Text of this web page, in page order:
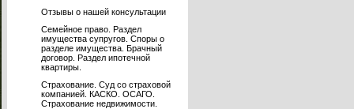
Отзывы о нашей консультации
Семейное право. Раздел
имущества супругов. Споры о
разделе имущества. Брачный
договор. Раздел ипотечной
квартиры.
Страхование. Суд со страховой
компанией. КАСКО. ОСАГО.
Страхование недвижимости.